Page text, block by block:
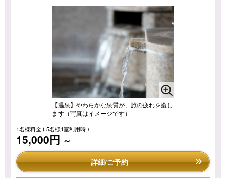
【温泉】やわらかな泉質が、旅の疲れを癒し
ます（写真はイメージです）
1名様料金( 5名様1室利用時 )
15,000円 ～
詳細/ご予約